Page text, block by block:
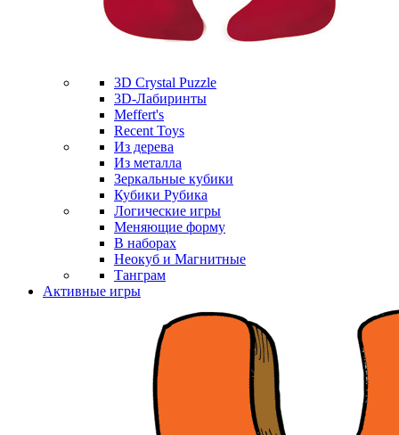
3D Crystal Puzzle
3D-Лабиринты
Meffert's
Recent Toys
Из дерева
Из металла
Зеркальные кубики
Кубики Рубика
Логические игры
Меняющие форму
В наборах
Неокуб и Магнитные
Танграм
Активные игры